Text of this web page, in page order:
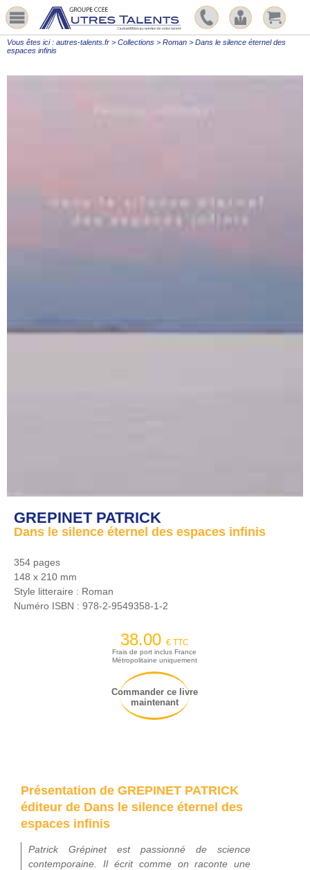
Vous êtes ici : autres-talents.fr > Collections > Roman > Dans le silence éternel des
espaces infinis
GREPINET PATRICK
Dans le silence éternel des espaces infinis
354 pages
148 x 210 mm
Style litteraire : Roman
Numéro ISBN : 978-2-9549358-1-2
38.00 € TTC
Frais de port inclus France
Métropolitaine uniquement
Commander ce livre
maintenant
Présentation de GREPINET PATRICK
éditeur de Dans le silence éternel des
espaces infinis
Patrick Grépinet est passionné de science
contemporaine. Il écrit comme on raconte une